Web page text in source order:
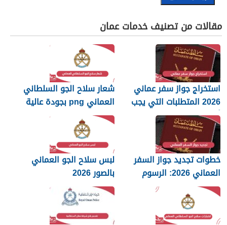
مقالات من تصنيف خدمات عمان
استخراج جواز سفر عماني
2026 المتطلبات التي يجب
أن تعرفها
شعار سلاح الجو السلطاني
العماني png بجودة عالية
2026
خطوات تجديد جواز السفر
العماني 2026: الرسوم
والمستندات المطلوبة
لبس سلاح الجو العماني
بالصور 2026